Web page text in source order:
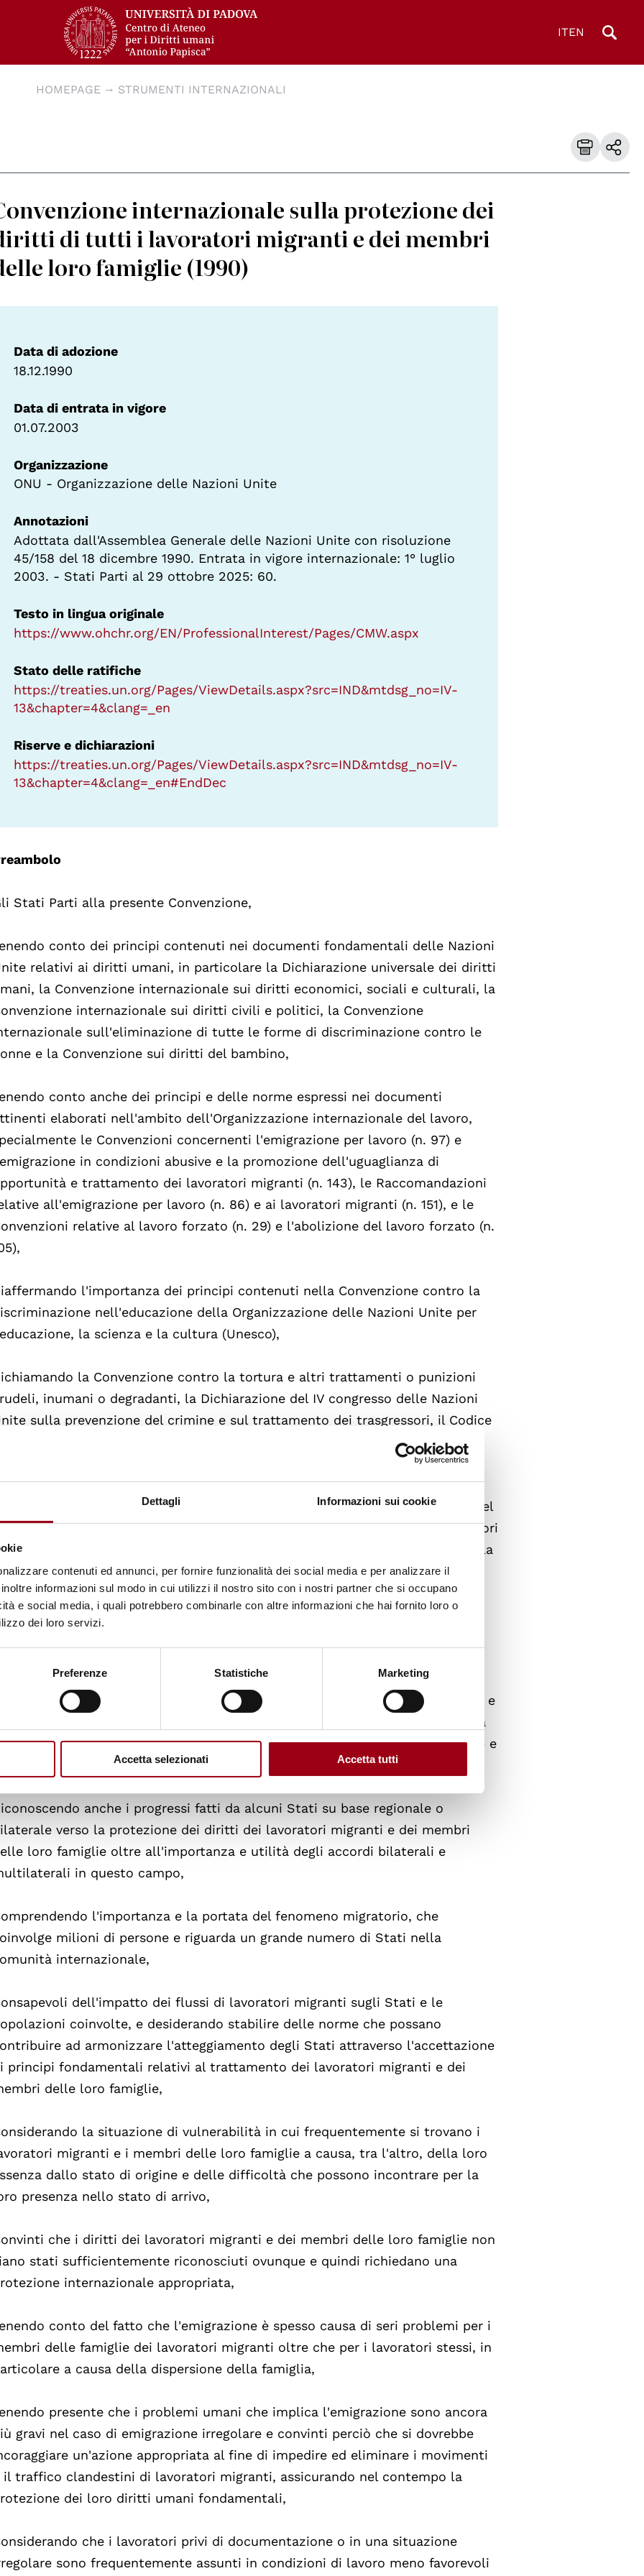
Dettagli Informazioni sui cookie
contenuti ed annunci, per fornire funzionalità dei social media e per analizzare il
informazioni sul modo in cui utilizzi il nostro sito con i nostri partner che si occupano
e social media, i quali potrebbero combinarle con altre informazioni che hai fornito loro o
dei loro servizi.
Preferenze Statistiche Marketing
Accetta selezionati Accetta tutti
ITEN
HOMEPAGE STRUMENTI INTERNAZIONALI
internazionale sulla protezione dei
di tutti i lavoratori migranti e dei membri
loro famiglie (1990)
Data di adozione
18.12.1990
Data di entrata in vigore
01.07.2003
Organizzazione
ONU - Organizzazione delle Nazioni Unite
Annotazioni
Adottata dall'Assemblea Generale delle Nazioni Unite con risoluzione
45/158 del 18 dicembre 1990. Entrata in vigore internazionale: 1° luglio
2003. - Stati Parti al 29 ottobre 2025: 60.
Testo in lingua originale
https://www.ohchr.org/EN/ProfessionalInterest/Pages/CMW.aspx
Stato delle ratifiche
https://treaties.un.org/Pages/ViewDetails.aspx?src=IND&mtdsg_no=IV-
13&chapter=4&clang=_en
Riserve e dichiarazioni
https://treaties.un.org/Pages/ViewDetails.aspx?src=IND&mtdsg_no=IV-
13&chapter=4&clang=_en#EndDec
Stati Parti alla presente Convenzione,
conto dei principi contenuti nei documenti fondamentali delle Nazioni
relativi ai diritti umani, in particolare la Dichiarazione universale dei diritti
la Convenzione internazionale sui diritti economici, sociali e culturali, la
internazionale sui diritti civili e politici, la Convenzione
sull'eliminazione di tutte le forme di discriminazione contro le
e la Convenzione sui diritti del bambino,
conto anche dei principi e delle norme espressi nei documenti
elaborati nell'ambito dell'Organizzazione internazionale del lavoro,
le Convenzioni concernenti l'emigrazione per lavoro (n. 97) e
in condizioni abusive e la promozione dell'uguaglianza di
e trattamento dei lavoratori migranti (n. 143), le Raccomandazioni
all'emigrazione per lavoro (n. 86) e ai lavoratori migranti (n. 151), e le
relative al lavoro forzato (n. 29) e l'abolizione del lavoro forzato (n.
l'importanza dei principi contenuti nella Convenzione contro la
nell'educazione della Organizzazione delle Nazioni Unite per
la scienza e la cultura (Unesco),
la Convenzione contro la tortura e altri trattamenti o punizioni
inumani o degradanti, la Dichiarazione del IV congresso delle Nazioni
sulla prevenzione del crimine e sul trattamento dei trasgressori, il Codice
di condotta per funzionari incaricati del rispetto della legge e le Convenzioni
Ricordando anche che uno degli obiettivi dell'Organizzazione internazionale del
come afferma il suo statuto, è la protezione degli interessi dei lavoratori
in paesi diversi dal proprio, nonché la competenza e l'esperienza della
Organizzazione in questioni relative a lavoratori migranti e a membri
loro famiglie,
particolare nella Commissione sui diritti umani e nella Commissione per lo
sviluppo sociale, e nell'Organizzazione delle Nazioni Unite per l'alimentazione e
l'agricoltura (FAO), nell'Organizzazione delle Nazioni Unite per l'educazione, la
e la cultura (Unesco), nell'Organizzazione mondiale della sanità (OMS) e
in altre organizzazioni internazionali,
anche i progressi fatti da alcuni Stati su base regionale o
verso la protezione dei diritti dei lavoratori migranti e dei membri
loro famiglie oltre all'importanza e utilità degli accordi bilaterali e
in questo campo,
l'importanza e la portata del fenomeno migratorio, che
milioni di persone e riguarda un grande numero di Stati nella
internazionale,
dell'impatto dei flussi di lavoratori migranti sugli Stati e le
coinvolte, e desiderando stabilire delle norme che possano
ad armonizzare l'atteggiamento degli Stati attraverso l'accettazione
principi fondamentali relativi al trattamento dei lavoratori migranti e dei
delle loro famiglie,
la situazione di vulnerabilità in cui frequentemente si trovano i
migranti e i membri delle loro famiglie a causa, tra l'altro, della loro
dallo stato di origine e delle difficoltà che possono incontrare per la
presenza nello stato di arrivo,
che i diritti dei lavoratori migranti e dei membri delle loro famiglie non
stati sufficientemente riconosciuti ovunque e quindi richiedano una
internazionale appropriata,
conto del fatto che l'emigrazione è spesso causa di seri problemi per i
delle famiglie dei lavoratori migranti oltre che per i lavoratori stessi, in
a causa della dispersione della famiglia,
presente che i problemi umani che implica l'emigrazione sono ancora
gravi nel caso di emigrazione irregolare e convinti perciò che si dovrebbe
un'azione appropriata al fine di impedire ed eliminare i movimenti
il traffico clandestini di lavoratori migranti, assicurando nel contempo la
dei loro diritti umani fondamentali,
che i lavoratori privi di documentazione o in una situazione
sono frequentemente assunti in condizioni di lavoro meno favorevoli